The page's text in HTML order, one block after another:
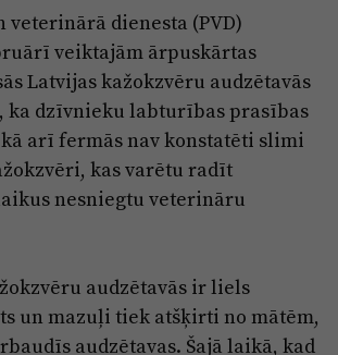
veterinārā dienesta (PVD)
veiktajām ārpuskārtas
Latvijas kažokzvēru audzētavās
ka dzīvnieku labturības prasības
arī fermās nav konstatēti slimi
kas varētu radīt
nesniegtu veterināru
audzētavās ir liels
un mazuļi tiek atšķirti no mātēm,
audzētavas. Šajā laikā, kad